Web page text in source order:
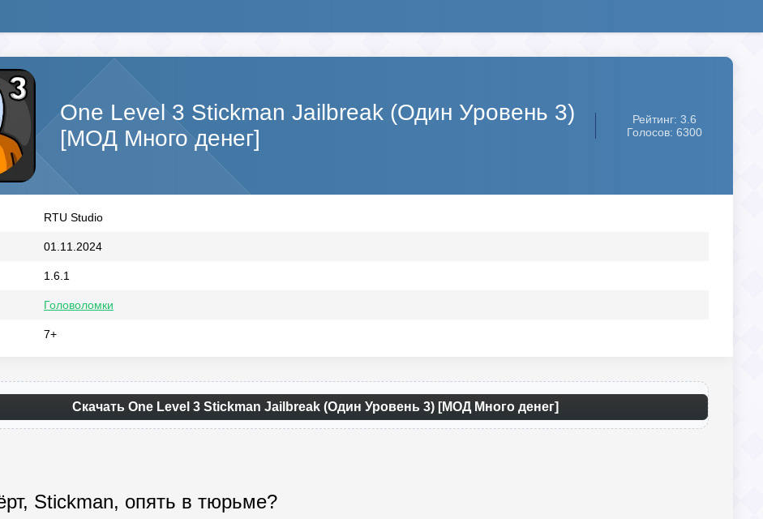
One Level 3 Stickman Jailbreak (Один Уровень 3)
[МОД Много денег]
Рейтинг: 3.6
Голосов: 6300
RTU Studio
01.11.2024
1.6.1
Головоломки
7+
Скачать One Level 3 Stickman Jailbreak (Один Уровень 3) [МОД Много денег]
Stickman, опять в тюрьме?